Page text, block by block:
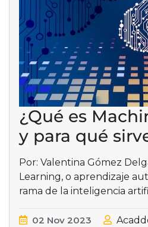
¿Qué es
y para qué
Por: Valentina Gómez
Learning, o aprendizaje
rama de la inteligencia
02 Nov 2023